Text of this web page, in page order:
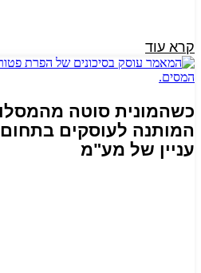
קרא עוד
כשהמונית סוטה
המותנה לעוסקים
עניין של מע"מ